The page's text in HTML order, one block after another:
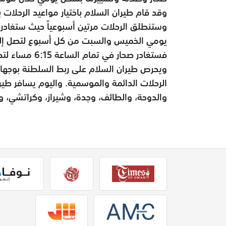
وقد قام طيران السلام باختيار مواعيد
فستغادر صحار في تمام الساعة 6:15 مساء لتصل إلى صلالة في تمام الساعة 7:55 مساءً.
ويحرص طيران السلام على ربط السلطنة
الرحلات الدائمة والموسمية. واليوم
والدوحة، والطائف، وجدة، وشيراز،